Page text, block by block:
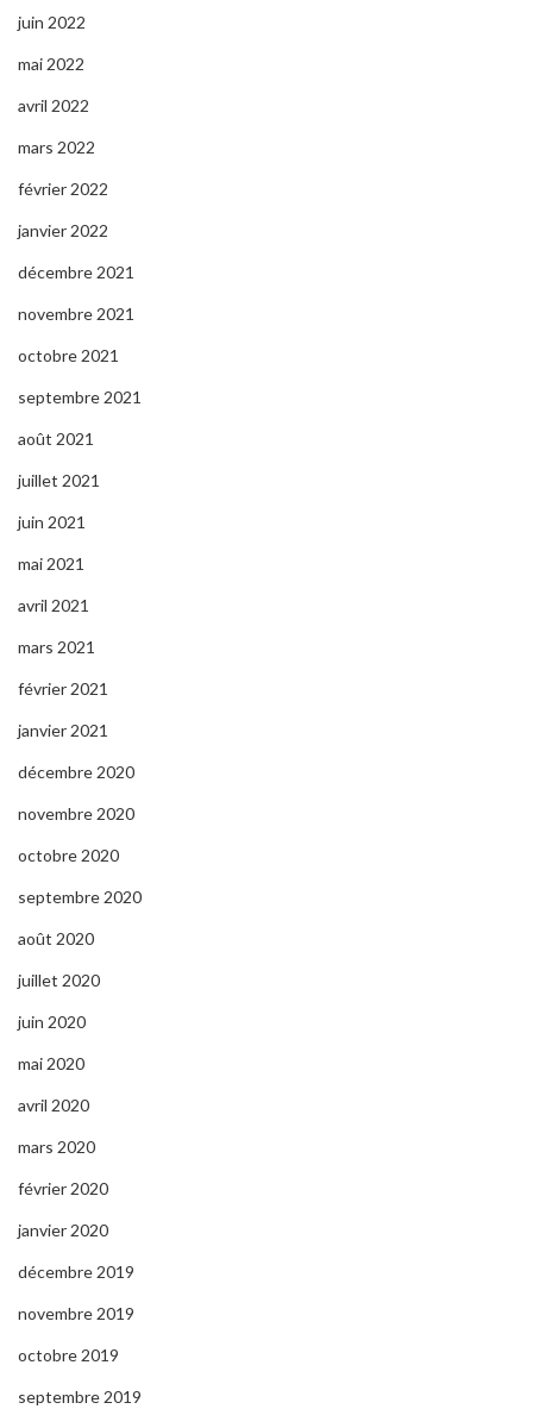
juin 2022
mai 2022
avril 2022
mars 2022
février 2022
janvier 2022
décembre 2021
novembre 2021
octobre 2021
septembre 2021
août 2021
juillet 2021
juin 2021
mai 2021
avril 2021
mars 2021
février 2021
janvier 2021
décembre 2020
novembre 2020
octobre 2020
septembre 2020
août 2020
juillet 2020
juin 2020
mai 2020
avril 2020
mars 2020
février 2020
janvier 2020
décembre 2019
novembre 2019
octobre 2019
septembre 2019